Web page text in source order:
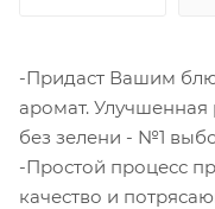
-Придаст Вашим
аромат. Улучшенная
без зелени - №1
-Простой процесс
качество и